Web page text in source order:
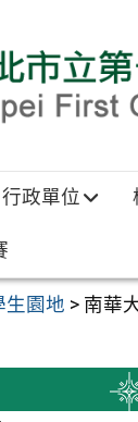
行政單位
生園地 > 南華